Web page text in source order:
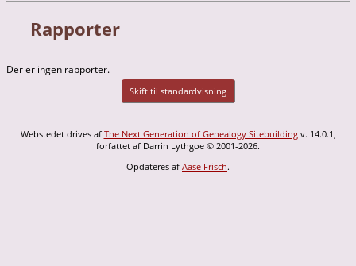
Rapporter
Der er ingen rapporter.
Skift til standardvisning
Webstedet drives af The Next Generation of Genealogy Sitebuildingv. 14.0.1,
forfattet af Darrin Lythgoe © 2001-2026.
Opdateres af Aase Frisch.